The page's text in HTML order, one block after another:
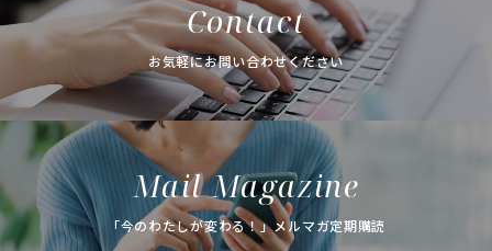
Contact
お気軽にお問い合わせください
Mail Magazine
「今のわたしが変わる！」メルマガ定期購読